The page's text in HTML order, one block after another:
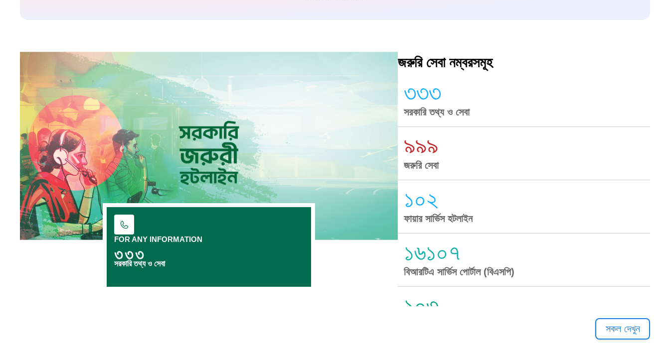
FOR ANY INFORMATION
৩৩৩
সরকারি তথ্য ও সেবা
জরুরি সেবা নম্বরসমূহ
৩৩৩
সরকারি তথ্য ও সেবা
৯৯৯
জরুরি সেবা
১০২
ফায়ার সার্ভিস হটলাইন
১৬১০৭
বিআরটিএ সার্ভিস পোর্টাল (বিএসপি)
১০৩
সকল দেখুন